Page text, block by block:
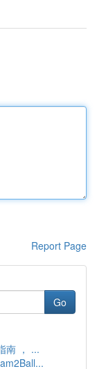
Report Page
Go
南 ， ...